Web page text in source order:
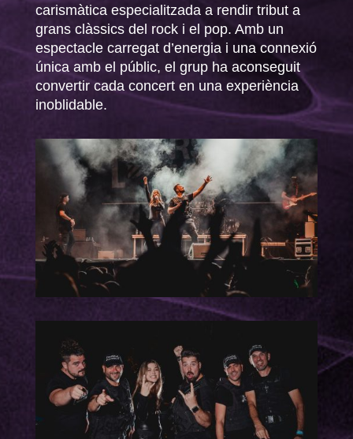
carismàtica especialitzada a rendir tribut a
grans clàssics del rock i el pop. Amb un
espectacle carregat d’energia i una connexió
única amb el públic, el grup ha aconseguit
convertir cada concert en una experiència
inoblidable.